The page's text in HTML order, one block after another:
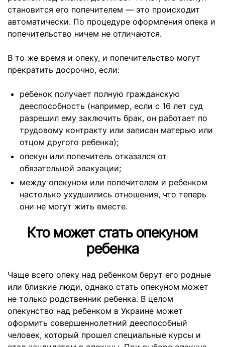
становится его попечителем — это происходит
автоматически. По процедуре оформления опека и
попечительство ничем не отличаются.
В то же время и опеку, и попечительство могут
прекратить досрочно, если:
ребенок получает полную гражданскую
дееспособность (например, если с 16 лет суд
разрешил ему заключить брак, он работает по
трудовому контракту или записан матерью или
отцом другого ребенка);
опекун или попечитель отказался от
обязательной эвакуации;
между опекуном или попечителем и ребенком
настолько ухудшились отношения, что теперь
они не могут жить вместе.
Кто может стать опекуном
ребенка
Чаще всего опеку над ребенком берут его родные
или близкие люди, однако стать опекуном может
не только родственник ребенка. В целом
опекунство над ребенком в Украине может
оформить совершеннолетний дееспособный
человек, который прошел специальные курсы и